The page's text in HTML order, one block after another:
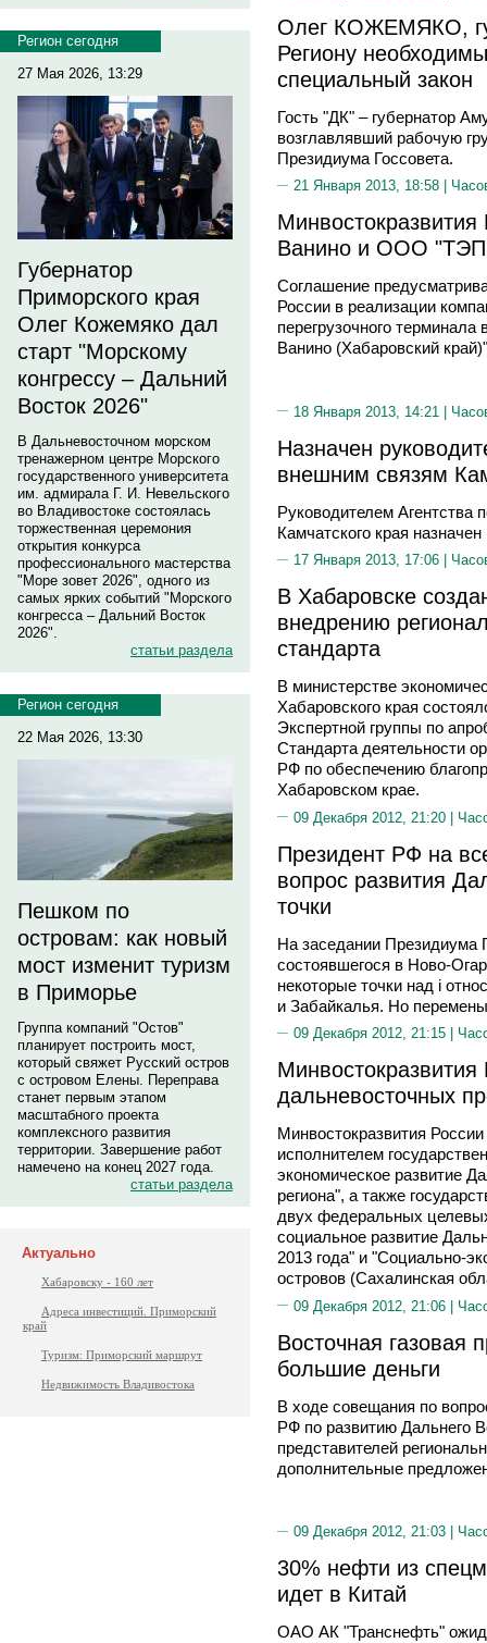
Регион сегодня
27 Мая 2026, 13:29
Губернатор
Приморского края
Олег Кожемяко дал
старт "Морскому
конгрессу – Дальний
Восток 2026"
В Дальневосточном морском
тренажерном центре Морского
государственного университета
им. адмирала Г. И. Невельского
во Владивостоке состоялась
торжественная церемония
открытия конкурса
профессионального мастерства
"Море зовет 2026", одного из
самых ярких событий "Морского
конгресса – Дальний Восток
2026".
статьи раздела
Регион сегодня
22 Мая 2026, 13:30
Пешком по
островам: как новый
мост изменит туризм
в Приморье
Группа компаний "Остов"
планирует построить мост,
который свяжет Русский остров
с островом Елены. Переправа
станет первым этапом
масштабного проекта
комплексного развития
территории. Завершение работ
намечено на конец 2027 года.
статьи раздела
Актуально
Хабаровску - 160 лет
Адреса инвестиций. Приморский
край
Туризм: Приморский маршрут
Недвижимость Владивостока
Олег КОЖЕМЯКО,
Региону
специальный закон
Гость "ДК" – губернатор
возглавлявший рабочую
Президиума Госсовета.
21 Января 2013, 18:58 |
Ванино и ООО
Соглашение
России в реализации
перегрузочного
Ванино (Хабаровский
18 Января 2013, 14:21 |
Назначен
внешним связям
Руководителем Агентства
Камчатского края
17 Января 2013, 17:06 |
В Хабаровске
внедрению
стандарта
В министерстве
Хабаровского края
Экспертной группы по
Стандарта деятельности
РФ по обеспечению
Хабаровском крае.
09 Декабря 2012, 21:20 |
Президент РФ на
вопрос развития
точки
На заседании Президиума
состоявшегося в Ново-
некоторые точки над i
и Забайкалья. Но
09 Декабря 2012, 21:15 |
дальневосточных
Минвостокразвития
исполнителем
экономическое развитие
региона", а также
двух федеральных
социальное развитие
2013 года" и "Социально-
островов (Сахалинская
09 Декабря 2012, 21:06 |
Восточная газовая
большие деньги
В ходе совещания по
РФ по развитию Дальнего
представителей
дополнительные
09 Декабря 2012, 21:03 |
30% нефти из
идет в Китай
ОАО АК "Транснефть"